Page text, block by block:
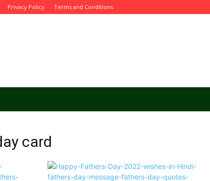
Privacy Policy Terms and Conditions
card